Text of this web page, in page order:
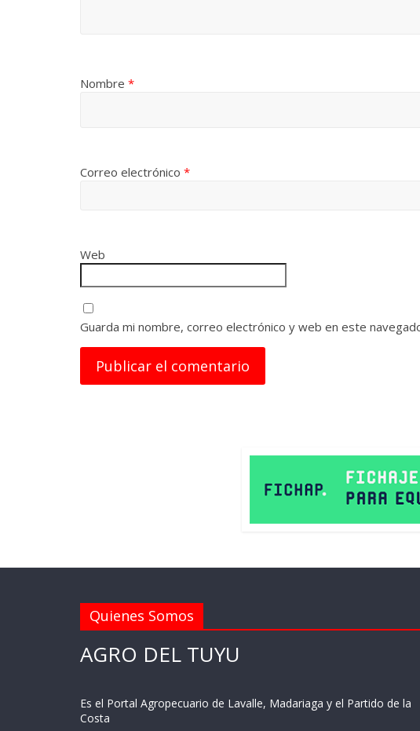
Nombre *
Correo electrónico *
Web
Guarda mi nombre, correo electrónico y web en este
Quienes Somos
AGRO DEL TUYU
Es el Portal Agropecuario de Lavalle, Madariaga y el Partido de la
Costa